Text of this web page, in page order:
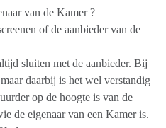
van de Kamer ?
of de aanbieder van de
sluiten met de aanbieder. Bij
daarbij is het wel verstandig
op de hoogte is van de
de eigenaar van een Kamer is.